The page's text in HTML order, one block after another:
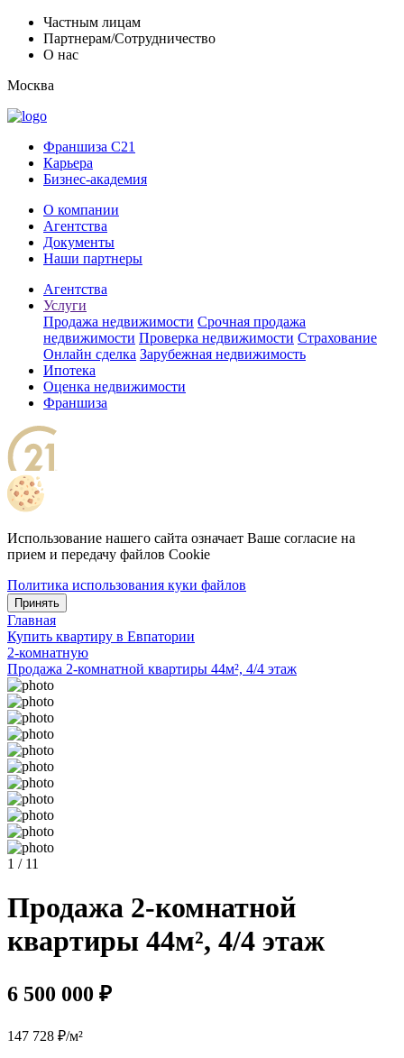
Частным лицам
Партнерам/Сотрудничество
О нас
Москва
Франшиза C21
Карьера
Бизнес-академия
О компании
Агентства
Документы
Наши партнеры
Агентства
Услуги
Продажа недвижимости Срочная продажа
недвижимости Проверка недвижимости Страхование
Онлайн сделка Зарубежная недвижимость
Ипотека
Оценка недвижимости
Франшиза
Использование нашего сайта означает Ваше согласие на
прием и передачу файлов Cookie
Политика использования куки файлов
Принять
Главная
Купить квартиру в Евпатории
2-комнатную
Продажа 2-комнатной квартиры 44м², 4/4 этаж
1 / 11
Продажа 2-комнатной
квартиры 44м², 4/4 этаж
6 500 000 ₽
147 728 ₽/м²